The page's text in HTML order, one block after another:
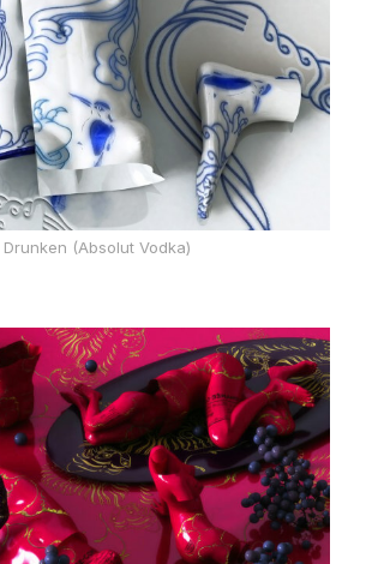
Drunken (Absolut Vodka)